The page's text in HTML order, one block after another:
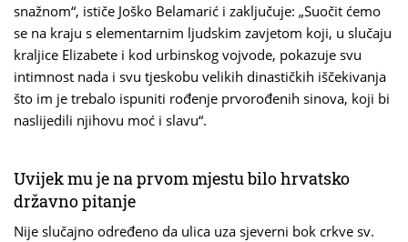
snažnom“, ističe Joško Belamarić i zaključuje: „Suočit ćemo
se na kraju s elementarnim ljudskim zavjetom koji, u slučaju
kraljice Elizabete i kod urbinskog vojvode, pokazuje svu
intimnost nada i svu tjeskobu velikih dinastičkih iščekivanja
što im je trebalo ispuniti rođenje prvorođenih sinova, koji bi
naslijedili njihovu moć i slavu“.
Uvijek mu je na prvom mjestu bilo hrvatsko
državno pitanje
Nije slučajno određeno da ulica uza sjeverni bok crkve sv.